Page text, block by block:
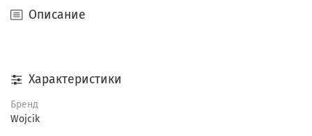
Описание
Характеристики
Бренд
Wojcik